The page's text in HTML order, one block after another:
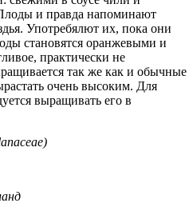
и правда напоминают
Употребялют их, пока они
становятся оранжевыми и
практически не
так же как и обычные
очень высоким. Для
выращивать его в